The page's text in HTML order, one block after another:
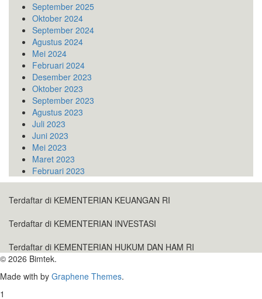
September 2025
Oktober 2024
September 2024
Agustus 2024
Mei 2024
Februari 2024
Desember 2023
Oktober 2023
September 2023
Agustus 2023
Juli 2023
Juni 2023
Mei 2023
Maret 2023
Februari 2023
Terdaftar di KEMENTERIAN KEUANGAN RI
Terdaftar di KEMENTERIAN INVESTASI
Terdaftar di KEMENTERIAN HUKUM DAN HAM RI
© 2026 Bimtek.
Made with by Graphene Themes.
1